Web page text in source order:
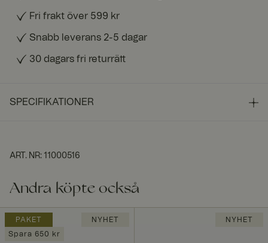
Fri frakt över 599 kr
Snabb leverans 2-5 dagar
30 dagars fri returrätt
SPECIFIKATIONER
ART. NR: 11000516
Andra köpte också
PAKET
Spara 650 kr
NYHET NYHET